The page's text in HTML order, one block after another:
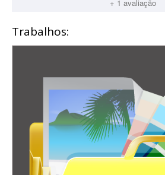
+ 1 avaliação
Trabalhos: